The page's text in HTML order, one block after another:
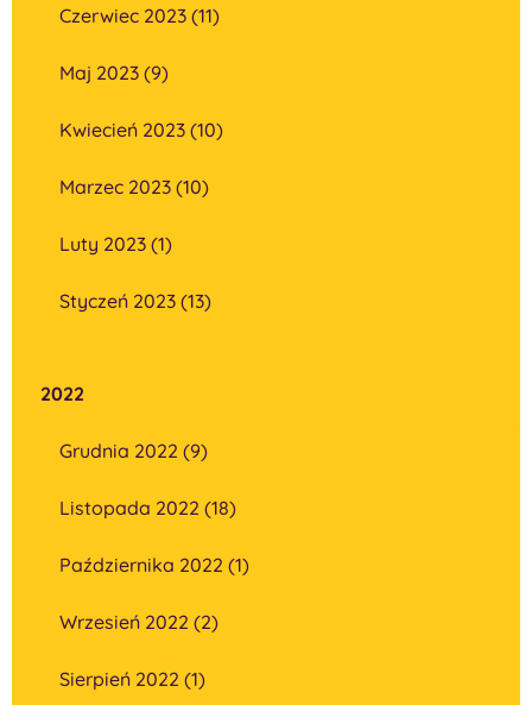
Czerwiec 2023 (11)
Maj 2023 (9)
Kwiecień 2023 (10)
Marzec 2023 (10)
Luty 2023 (1)
Styczeń 2023 (13)
2022
Grudnia 2022 (9)
Listopada 2022 (18)
Października 2022 (1)
Wrzesień 2022 (2)
Sierpień 2022 (1)